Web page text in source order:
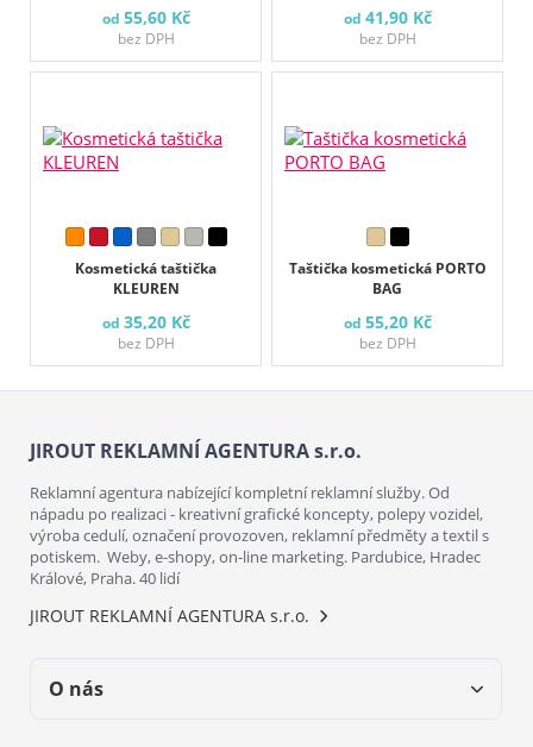
od 55,60 Kč
bez DPH
od 41,90 Kč
bez DPH
Kosmetická taštička
KLEUREN
od 35,20 Kč
bez DPH
Taštička kosmetická PORTO
BAG
od 55,20 Kč
bez DPH
JIROUT REKLAMNÍ AGENTURA s.r.o.
Reklamní agentura nabízející kompletní reklamní služby. Od
nápadu po realizaci - kreativní grafické koncepty, polepy vozidel,
výroba cedulí, označení provozoven, reklamní předměty a textil s
potiskem. Weby, e-shopy, on-line marketing. Pardubice, Hradec
Králové, Praha. 40 lidí
JIROUT REKLAMNÍ AGENTURA s.r.o.
O nás